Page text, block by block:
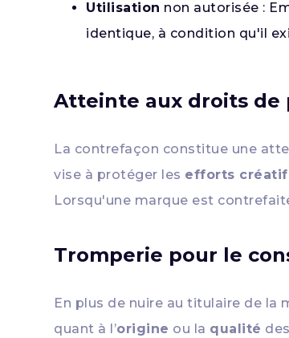
Utilisation non autorisée :
identique, à condition qu'il
Atteinte aux droits
La contrefaçon constitue une
vise à protéger les efforts
Lorsqu'une marque est
Tromperie pour le
En plus de nuire au titulaire de
quant à l’origine ou la qualité